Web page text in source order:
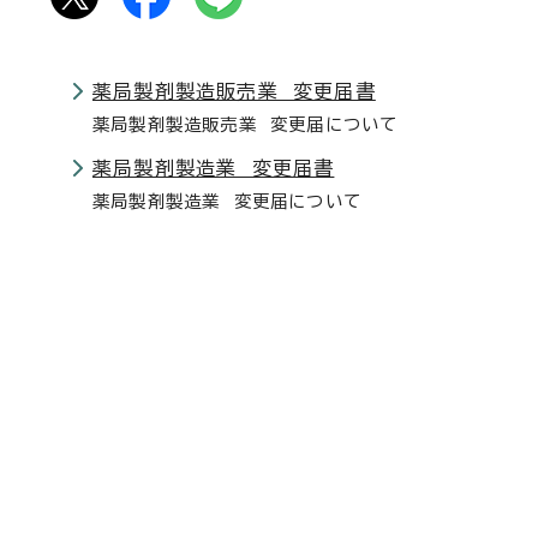
薬局製剤製造販売業 変更届書
薬局製剤製造販売業 変更届について
薬局製剤製造業 変更届書
薬局製剤製造業 変更届について